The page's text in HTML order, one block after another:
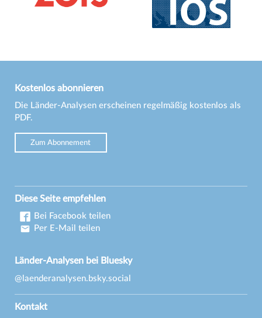
Kostenlos abonnieren
Die Länder-Analysen erscheinen regelmäßig kostenlos als
PDF.
Zum Abonnement
Diese Seite empfehlen
Bei Facebook teilen
Per E-Mail teilen
Länder-Analysen bei Bluesky
@laenderanalysen.bsky.social
Kontakt